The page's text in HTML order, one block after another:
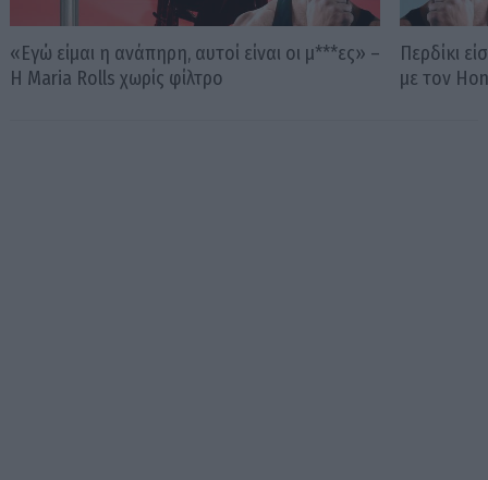
«Εγώ είμαι η ανάπηρη, αυτοί είναι οι μ***ες» –
Η Maria Rolls χωρίς φίλτρο
Περδίκι
με τον